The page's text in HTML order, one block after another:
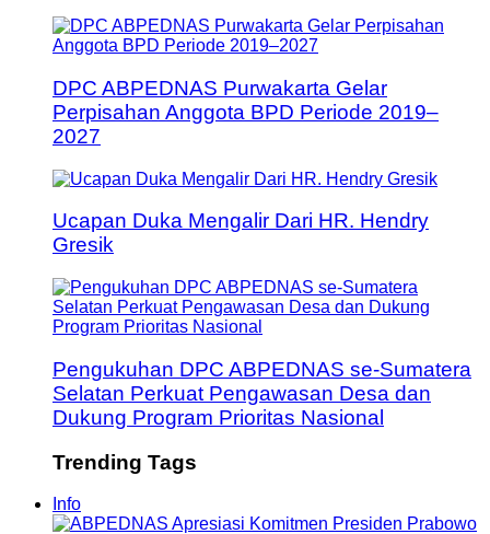
DPC ABPEDNAS Purwakarta Gelar
Perpisahan Anggota BPD Periode 2019–
2027
Ucapan Duka Mengalir Dari HR. Hendry
Gresik
Pengukuhan DPC ABPEDNAS se-Sumatera
Selatan Perkuat Pengawasan Desa dan
Dukung Program Prioritas Nasional
Trending Tags
Info